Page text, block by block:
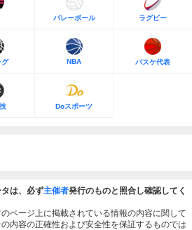
バレーボール ラグビー
グ NBA バスケ代表
Doスポーツ
は、必ず主催者発行のものと照合し確認してく
ページ上に掲載されている情報の内容に関して
内容の正確性および安全性を保証するものでは